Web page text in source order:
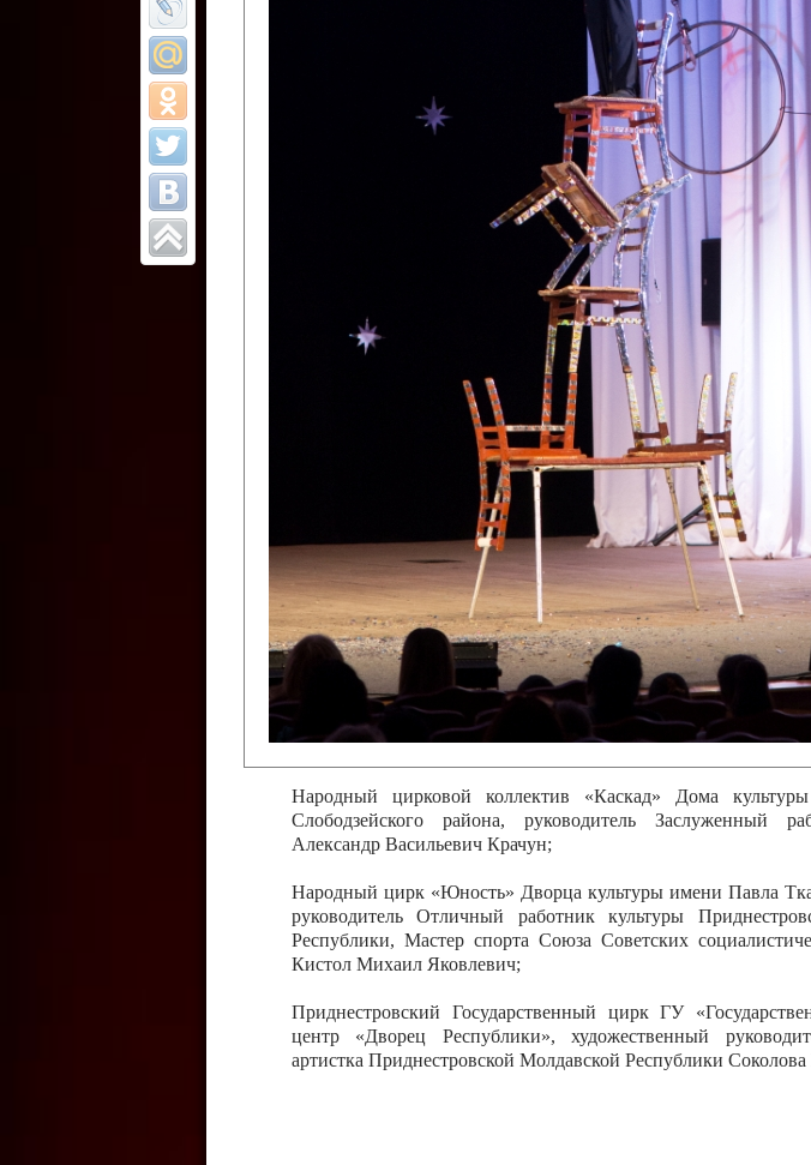
Финал Республиканского
цирковых коллективов "Созвездие
Приднестровского цирка"
Образцовый эстрадно-цирковой коллектив «Ровесник»
Протягайловка, г. Бендеры , руководитель Рогожинер
Народный цирковой клоунский коллектив «Шари-вари»
досуговый центр «Шелковик» г.Бендеры, руководители
культуры Приднестровской Молдавской Республики Алёна
Олег Степанович Райлян;
Народный цирковой коллектив «Энтузиасты» Дома
Григориопольского района, руководитель Отличный
Приднестровской Молдавской Республики Пётр Петрович
Народный цирковой коллектив «Сперанца» Дома культуры
Слободзейского района, руководитель Отличный
Приднестровской Молдавской Республики Анжела
Казавчинская;
Образцовый эстрадно-цирковой коллектив «Алегро» Дома
творчества с. Чобручи, Слободзейского района,
Владимирович;
Образцовый цирковой коллектив «Радуга» Городской
Тирасполь, руководитель Отличный работник культуры
Молдавской Республики Николай Юрьевич Елистратов;
Народный цирковой коллектив «Каскад» Дома
Слободзейского района, руководитель Заслуженный
Александр Васильевич Крачун;
Народный цирк «Юность» Дворца культуры имени Павла
руководитель Отличный работник культуры
Республики, Мастер спорта Союза Советских
Кистол Михаил Яковлевич;
Приднестровский Государственный цирк ГУ
центр «Дворец Республики», художественный
артистка Приднестровской Молдавской Республики